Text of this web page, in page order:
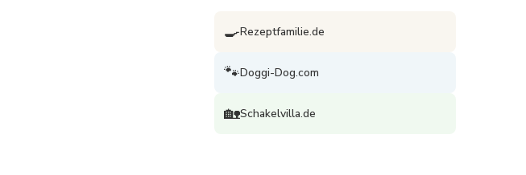
🍳Rezeptfamilie.de
🐾Doggi-Dog.com
🏡Schakelvilla.de